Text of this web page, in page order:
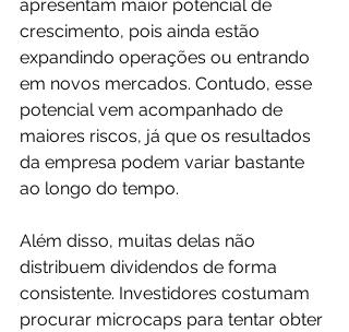
apresentam maior potencial de
crescimento, pois ainda estão
expandindo operações ou entrando
em novos mercados. Contudo, esse
potencial vem acompanhado de
maiores riscos, já que os resultados
da empresa podem variar bastante
ao longo do tempo.
Além disso, muitas delas não
distribuem dividendos de forma
consistente. Investidores costumam
procurar microcaps para tentar obter